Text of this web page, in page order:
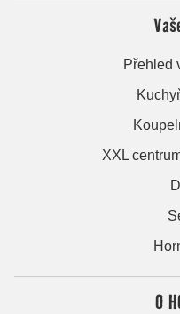
Přehled
XXL
O